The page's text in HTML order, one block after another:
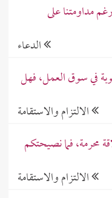
مداومتنا على
الدعاء
في سوق العمل، فهل
الالتزام والاستقامة
محرمة، فما نصيحتكم
الالتزام والاستقامة